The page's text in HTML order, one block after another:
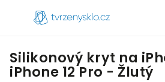
Silikonový kryt na
iPhone 12 Pro - Žlutý